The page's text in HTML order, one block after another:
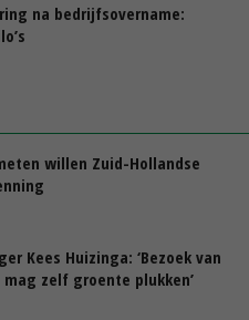
na bedrijfsovername:
willen Zuid-Hollandse
Kees Huizinga: ‘Bezoek van
mag zelf groente plukken’